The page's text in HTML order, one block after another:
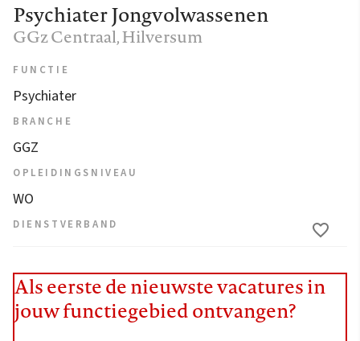
Psychiater Jongvolwassenen
GGz Centraal, Hilversum
FUNCTIE
Psychiater
BRANCHE
GGZ
OPLEIDINGSNIVEAU
WO
DIENSTVERBAND
Als eerste de nieuwste vacatures in
jouw functiegebied ontvangen?